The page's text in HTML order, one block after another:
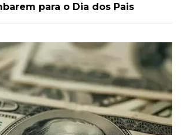
para o Dia dos Pais